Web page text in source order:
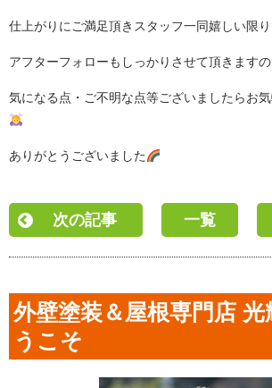
仕上がりにご満足頂きスタッフ一同嬉しい限
アフターフォローもしっかりさせて頂きます
気になる点・ご不明な点等ございましたらお
ありがとうございました
次の記事 一覧
外壁塗装＆屋根専門店 光
うこそ